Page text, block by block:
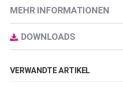
e
n
:
MEHR INFORMATIONEN
DOWNLOADS
VERWANDTE ARTIKEL